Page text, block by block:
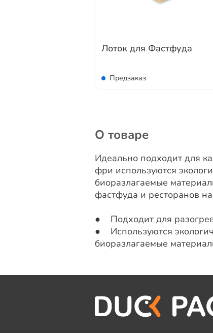
Лоток для Фастфуда
Предзаказ
О товаре
Идеально подходит для
фри используются
биоразлагаемые
фастфуда и ресторанов
● Подходит для
● Используются
биоразлагаемые